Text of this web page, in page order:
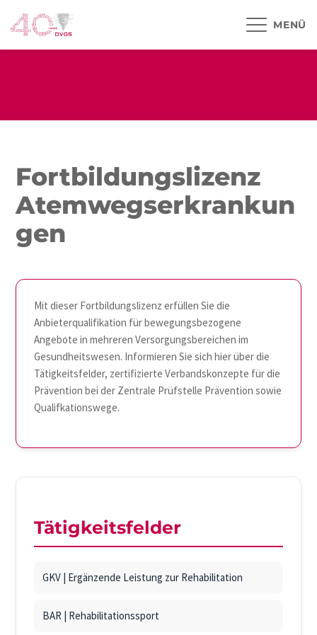
Fortbildungslizenz
Atemwegserkrankun
gen
Mit dieser Fortbildungslizenz erfüllen Sie die
Anbieterqualifikation für bewegungsbezogene
Angebote in mehreren Versorgungsbereichen im
Gesundheitswesen. Informieren Sie sich hier über die
Tätigkeitsfelder, zertifizierte Verbandskonzepte für die
Prävention bei der Zentrale Prüfstelle Prävention sowie
Qualifkationswege.
Tätigkeitsfelder
GKV | Ergänzende Leistung zur Rehabilitation
BAR | Rehabilitationssport
MENÜ